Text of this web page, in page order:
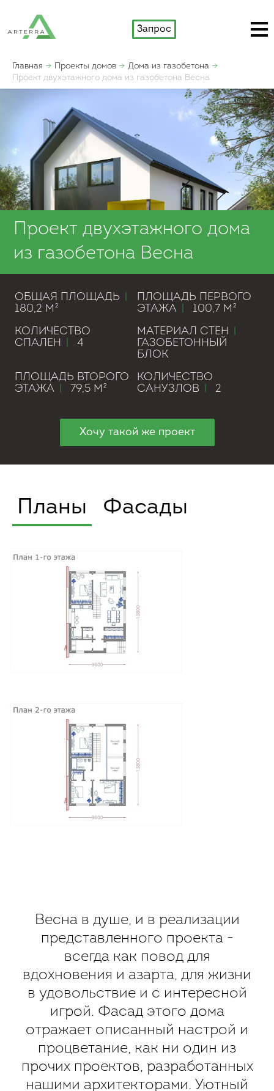
Запрос
Главная Проекты домов
Дома из газобетона
Проект двухэтажного дома из газобетона Весна
Проект двухэтажного дома
из газобетона Весна
ОБЩАЯ ПЛОЩАДЬ
180,2 М²
ПЛОЩАДЬ ПЕРВОГО
ЭТАЖА
100,7 М²
КОЛИЧЕСТВО
СПАЛЕН
4
МАТЕРИАЛ СТЕН
ГАЗОБЕТОННЫЙ
БЛОК
ПЛОЩАДЬ ВТОРОГО
ЭТАЖА
79,5 М²
КОЛИЧЕСТВО
САНУЗЛОВ
2
Хочу такой же проект
Планы Фасады
Весна в душе, и в реализации
представленного проекта -
всегда как повод для
вдохновения и азарта, для жизни
в удовольствие и с интересной
игрой. Фасад этого дома
отражает описанный настрой и
процветание, как ни один из
прочих проектов, разработанных
нашими архитекторами. Уютный